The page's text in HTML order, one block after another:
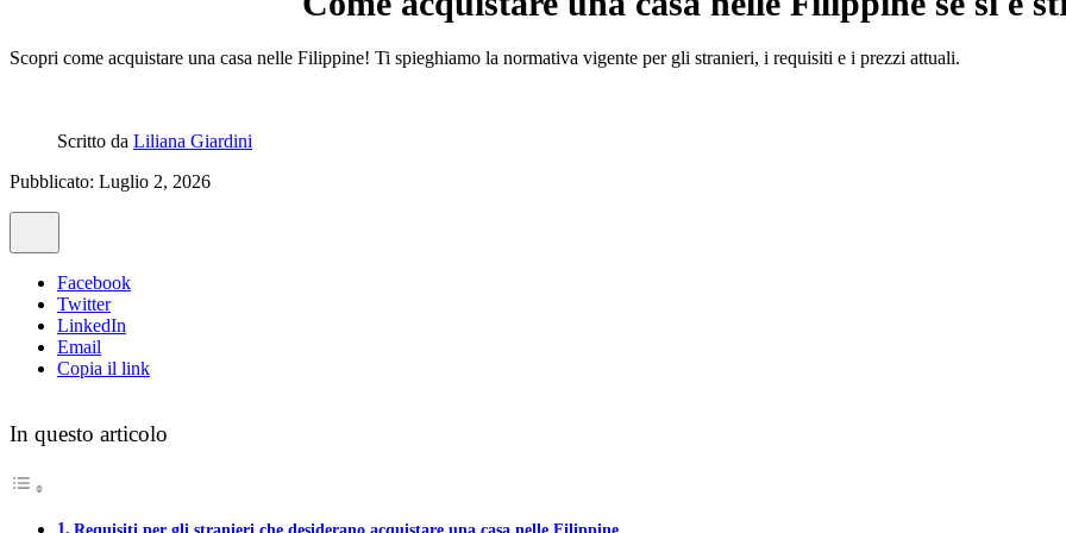
Scopri come acquistare una casa nelle Filippine! Ti spieghiamo la normativa vigente per gli stranieri, i requisiti e i prezzi attuali.
Scritto da Liliana Giardini
Pubblicato: Luglio 2, 2026
Facebook
Twitter
LinkedIn
Email
Copia il link
In questo articolo
Requisiti per gli stranieri che desiderano acquistare una casa nelle Filippine